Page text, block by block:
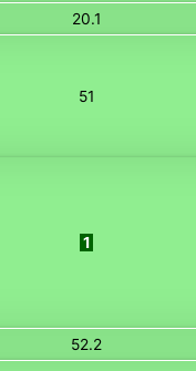
20.1
51
1
52.2